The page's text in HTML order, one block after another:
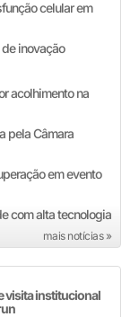
celular em
inovação
acolhimento na
pela Câmara
em evento
com alta tecnologia
mais notícias »
visita institucional